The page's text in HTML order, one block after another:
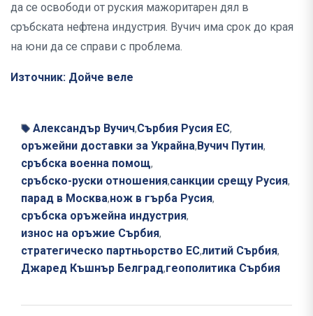
да се освободи от руския мажоритарен дял в
сръбската нефтена индустрия. Вучич има срок до края
на юни да се справи с проблема.
Източник: Дойче веле
Александър Вучич,Сърбия Русия ЕС,
оръжейни доставки за Украйна, Вучич Путин,
сръбска военна помощ,
сръбско-руски отношения,санкции срещу Русия,
парад в Москва,нож в гърба Русия,
сръбска оръжейна индустрия,
износ на оръжие Сърбия,
стратегическо партньорство ЕС,литий Сърбия,
Джаред Къшнър Белград,геополитика Сърбия